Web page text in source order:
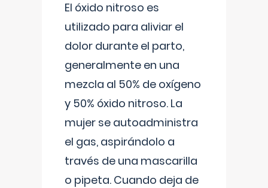
El óxido nitroso es
utilizado para aliviar el
dolor durante el parto,
generalmente en una
mezcla al 50% de oxígeno
y 50% óxido nitroso. La
mujer se autoadministra
el gas, aspirándolo a
través de una mascarilla
o pipeta. Cuando deja de